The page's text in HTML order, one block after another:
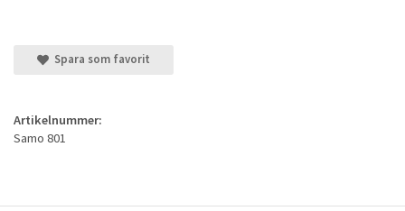
Spara som favorit
Artikelnummer:
Samo 801